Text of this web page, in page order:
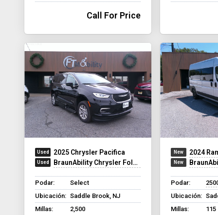
Call For Price
2025 Chrysler Pacifica
BraunAbility Chrysler Foldout XT
Podar:
Select
Ubicación: Saddle Brook, NJ
Millas:
2,500
2024 Ram
BraunAbility
Podar:
Ubicación:
Millas:
115